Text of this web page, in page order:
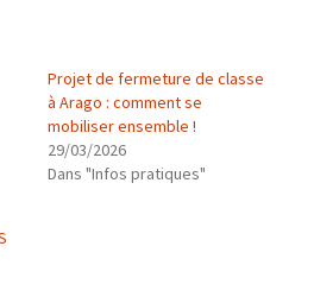
Projet de fermeture de classe
à Arago : comment se
mobiliser ensemble !
29/03/2026
Dans "Infos pratiques"